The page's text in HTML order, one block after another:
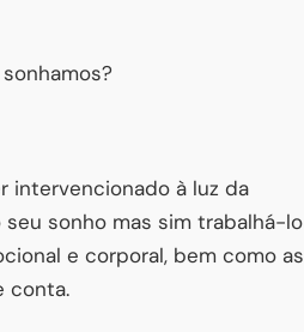
intervencionado à luz da
sonho mas sim trabalhá-lo
e corporal, bem como as
conta.